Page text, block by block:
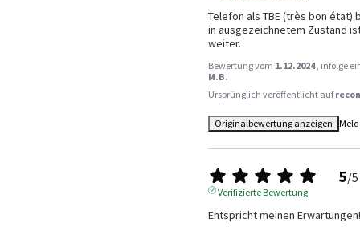
Telefon als TBE (très bon
in ausgezeichnetem Zustand
weiter.
Bewertung vom 1.12.2024 , infolge
M.B.
Ursprünglich veröffentlicht auf
Originalbewertung anzeigen
5/5
Verifizierte Bewertung
Entspricht meinen